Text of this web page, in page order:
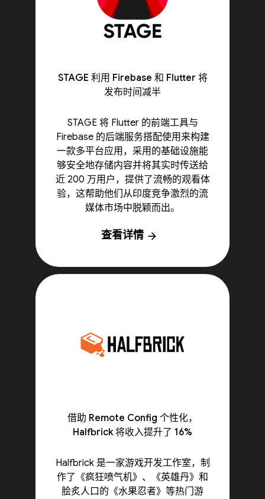
STAGE 利用 Firebase 和 Flutter 将
发布时间减半
STAGE 将 Flutter 的前端工具与
Firebase 的后端服务搭配使用来构建
一款多平台应用，采用的基础设施能
够安全地存储内容并将其实时传送给
近 200 万用户，提供了流畅的观看体
验，这帮助他们从印度竞争激烈的流
媒体市场中脱颖而出。
查看详情 arrow_forward
借助 Remote Config 个性化，
Halfbrick 将收入提升了 16%
Halfbrick 是一家游戏开发工作室，制
作了《疯狂喷气机》、《英雄丹》和
脍炙人口的《水果忍者》等热门游